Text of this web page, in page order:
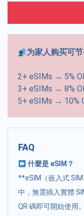
为家人购买可节
2+ eSIMs → 5%
3+ eSIMs → 8%
5+ eSIMs → 10%
FAQ
什麼是 eSIM？
**eSIM（嵌入式
中，無需插入實體
QR 碼即可開始使用。